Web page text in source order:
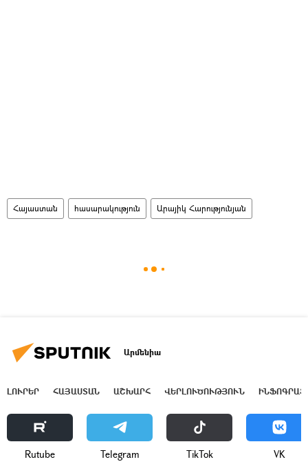
Հայաստան հասարակություն Արայիկ Հարությունյան
Արմենիա
ԼՈՒՐԵՐ ՀԱՅԱՍՏԱՆ ԱՇԽԱՐՀ ՎԵՐԼՈՒԾՈՒԹՅՈՒՆ
Rutube Telegram ТikТоk VK